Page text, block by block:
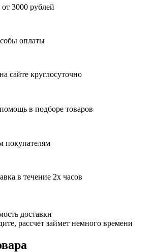
3000 рублей
оплаты
сайте круглосуточно
в подборе товаров
покупателям
в течение 2х часов
доставки
рассчет займет немного времени